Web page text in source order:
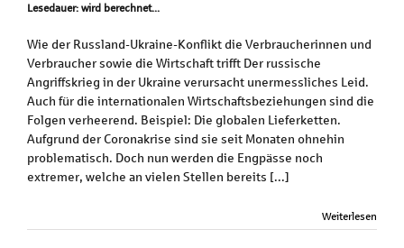
Lesedauer: wird berechnet...
Wie der Russland-Ukraine-Konflikt die Verbraucherinnen und
Verbraucher sowie die Wirtschaft trifft Der russische
Angriffskrieg in der Ukraine verursacht unermessliches Leid.
Auch für die internationalen Wirtschaftsbeziehungen sind die
Folgen verheerend. Beispiel: Die globalen Lieferketten.
Aufgrund der Coronakrise sind sie seit Monaten ohnehin
problematisch. Doch nun werden die Engpässe noch
extremer, welche an vielen Stellen bereits [...]
Weiterlesen